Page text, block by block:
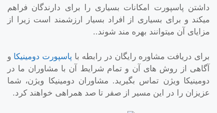
داشتن پاسپورت امکانات بسیاری را برای دارندگان فراهم
میکند و برای بسیاری از افراد بسیار ارزشمند است زیرا از
مزایای آن میتوانند بهره مند شوند..
برای دریافت مشاوره رایگان در رابطه با پاسپورت دومینیکا و
آگاهی از روش های آن و تمام شرایط آن با مشاوران ما در
دومینیکا ویژن تماس بگیرید. مشاوران دومینیکا ویژن، شما
عزیزان را در این مسیر از صفر تا صد همراهی خواهند کرد.